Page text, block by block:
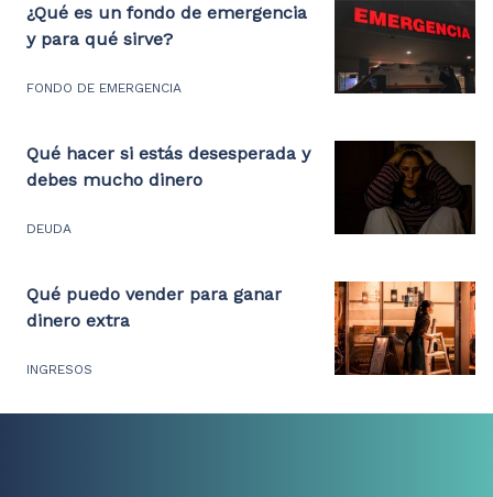
¿Qué es un fondo de emergencia
y para qué sirve?
FONDO DE EMERGENCIA
Qué hacer si estás desesperada y
debes mucho dinero
DEUDA
Qué puedo vender para ganar
dinero extra
INGRESOS